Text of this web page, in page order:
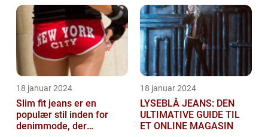
18 januar 2024
Slim fit jeans er en
populær stil inden for
denimmode, der
18 januar 2024
LYSEBLÅ JEANS: DEN
ULTIMATIVE GUIDE TIL
ET ONLINE MAGASIN